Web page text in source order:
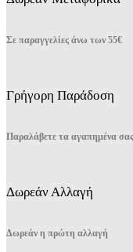
στη
του
προϊόντος
Σε παραγγελίες άνω των 55€
Γρήγορη Παράδοση
Παραλάβετε τα αγαπημένα σας
Δωρεάν Αλλαγή
Δωρεάν η πρώτη αλλαγή